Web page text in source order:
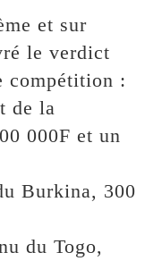
et sur
le verdict
compétition :
de la
000F et un
Burkina, 300
du Togo,